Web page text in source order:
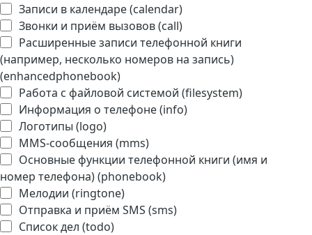
Записи в календаре (calendar)
Звонки и приём вызовов (call)
Расширенные записи телефонной книги
(например, несколько номеров на запись)
(enhancedphonebook)
Работа с файловой системой (filesystem)
Информация о телефоне (info)
Логотипы (logo)
MMS-сообщения (mms)
Основные функции телефонной книги (имя и
номер телефона) (phonebook)
Мелодии (ringtone)
Отправка и приём SMS (sms)
Список дел (todo)